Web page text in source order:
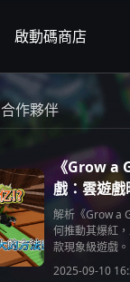
啟動碼商店
合作夥伴
《Grow a
戲：雲遊
解析《Grow a
何推動其爆紅
款現象級遊戲。
2025-09-10